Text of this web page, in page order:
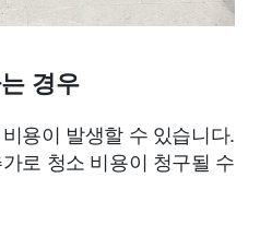
경우
용이 발생할 수 있습니다.
로 청소 비용이 청구될 수